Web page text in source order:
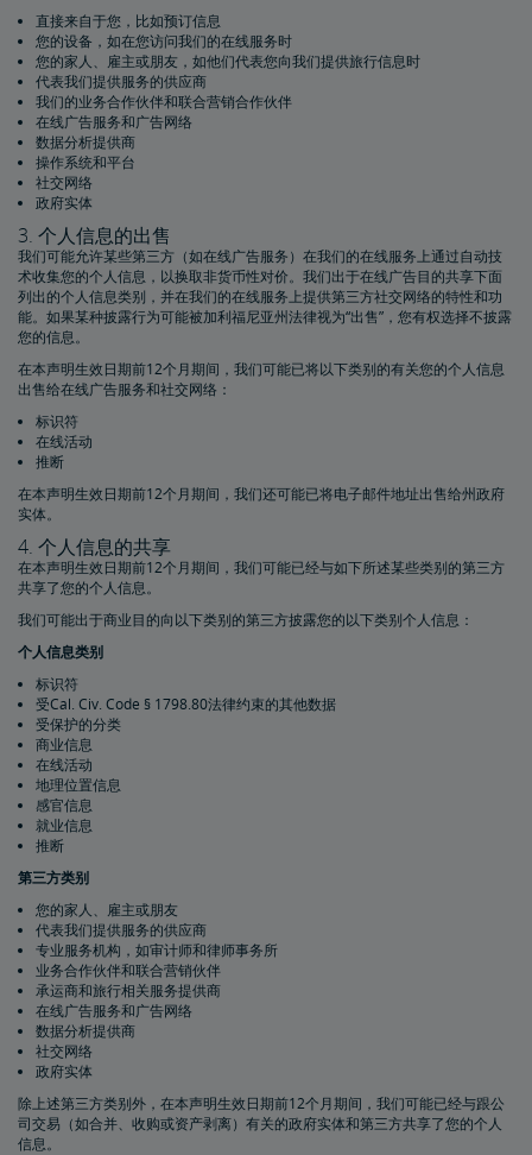
直接来自于您，比如预订信息
您的设备，如在您访问我们的在线服务时
您的家人、雇主或朋友，如他们代表您向我们提供旅行信息时
代表我们提供服务的供应商
我们的业务合作伙伴和联合营销合作伙伴
在线广告服务和广告网络
数据分析提供商
操作系统和平台
社交网络
政府实体
3. 个人信息的出售
我们可能允许某些第三方（如在线广告服务）在我们的在线服务上通过自动技
术收集您的个人信息，以换取非货币性对价。我们出于在线广告目的共享下面
列出的个人信息类别，并在我们的在线服务上提供第三方社交网络的特性和功
能。如果某种披露行为可能被加利福尼亚州法律视为“出售”，您有权选择不披露
您的信息。
在本声明生效日期前12个月期间，我们可能已将以下类别的有关您的个人信息
出售给在线广告服务和社交网络：
标识符
在线活动
推断
在本声明生效日期前12个月期间，我们还可能已将电子邮件地址出售给州政府
实体。
4. 个人信息的共享
在本声明生效日期前12个月期间，我们可能已经与如下所述某些类别的第三方
共享了您的个人信息。
我们可能出于商业目的向以下类别的第三方披露您的以下类别个人信息：
个人信息类别
标识符
受Cal. Civ. Code § 1798.80法律约束的其他数据
受保护的分类
商业信息
在线活动
地理位置信息
感官信息
就业信息
推断
第三方类别
您的家人、雇主或朋友
代表我们提供服务的供应商
专业服务机构，如审计师和律师事务所
业务合作伙伴和联合营销伙伴
承运商和旅行相关服务提供商
在线广告服务和广告网络
数据分析提供商
社交网络
政府实体
除上述第三方类别外，在本声明生效日期前12个月期间，我们可能已经与跟公
司交易（如合并、收购或资产剥离）有关的政府实体和第三方共享了您的个人
信息。